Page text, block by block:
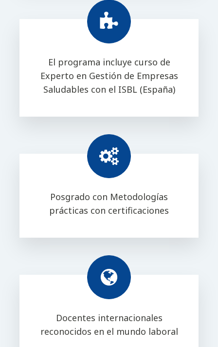
El programa incluye curso de
Experto en Gestión de Empresas
Saludables con el ISBL (España)
Posgrado con Metodologías
prácticas con certificaciones
Docentes internacionales
reconocidos en el mundo laboral